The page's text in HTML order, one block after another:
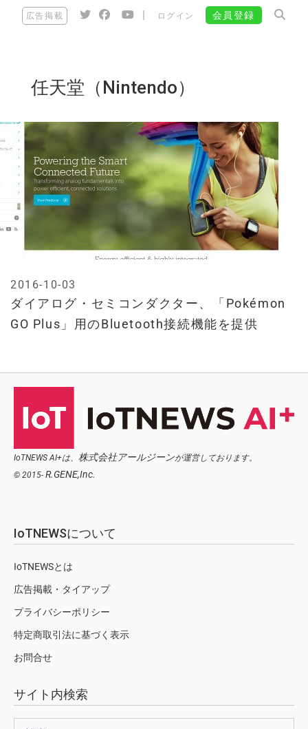
広告掲載 ログイン 会員登録
任天堂（Nintendo）
ダイアログ・セミコンダクター、「Pokémon
GO Plus」用のBluetooth接続機能を提供
2016-10-03
IoTNEWS AI+は、 株式会社アールジーンが運営しております。
© 2015- R.GENE,Inc.
IoTNEWSについて
IoTNEWSとは
広告掲載・タイアップ
プライバシーポリシー
特定商取引法に基づく表示
お問合せ
サイト内検索